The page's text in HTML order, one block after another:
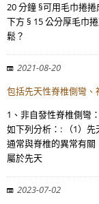
20 分鐘 §可用毛巾捲
下方 § 15 公分厚毛巾
鬆？
2021-08-20
包括先天性脊椎側彎
1、非自發性脊椎側彎
如下列分析：: （1）
通常與脊椎的異常有
屬於先天
2023-07-02